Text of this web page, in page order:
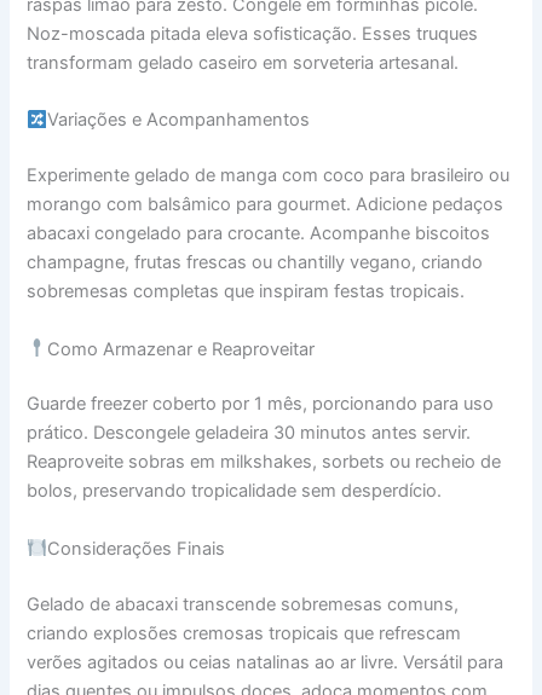
raspas limão para zesto. Congele em forminhas picolé.
Noz-moscada pitada eleva sofisticação. Esses truques
transformam gelado caseiro em sorveteria artesanal.
Variações e Acompanhamentos
Experimente gelado de manga com coco para brasileiro ou
morango com balsâmico para gourmet. Adicione pedaços
abacaxi congelado para crocante. Acompanhe biscoitos
champagne, frutas frescas ou chantilly vegano, criando
sobremesas completas que inspiram festas tropicais.
Como Armazenar e Reaproveitar
Guarde freezer coberto por 1 mês, porcionando para uso
prático. Descongele geladeira 30 minutos antes servir.
Reaproveite sobras em milkshakes, sorbets ou recheio de
bolos, preservando tropicalidade sem desperdício.
Considerações Finais
Gelado de abacaxi transcende sobremesas comuns,
criando explosões cremosas tropicais que refrescam
verões agitados ou ceias natalinas ao ar livre. Versátil para